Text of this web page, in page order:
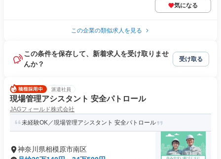
気になる
この企業の類似求人を見る
この条件を保存して、新着求人を受け取りませ
んか？
受け取る
派遣社員
現場管理アシスタント 安全パトロール
JAGフィールド株式会社
未経験OK／現場管理アシスタント 安全パトロール
神奈川県相模原市南区